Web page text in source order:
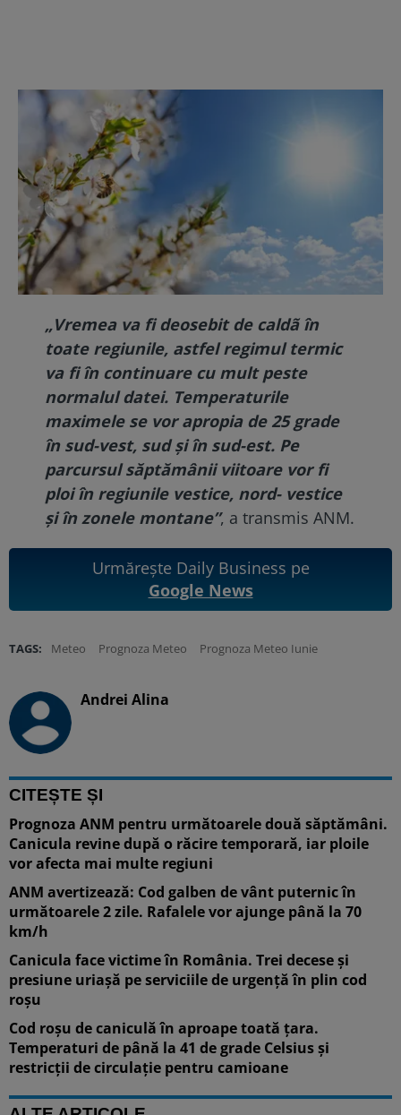
„Vremea va fi deosebit de caldã în
toate regiunile, astfel regimul termic
va fi în continuare cu mult peste
normalul datei. Temperaturile
maximele se vor apropia de 25 grade
în sud-vest, sud și în sud-est. Pe
parcursul săptămânii viitoare vor fi
ploi în regiunile vestice, nord- vestice
și în zonele montane”, a transmis ANM.
Urmărește Daily Business pe
Google News
TAGS: Meteo Prognoza Meteo Prognoza Meteo Iunie
Andrei Alina
CITEȘTE ȘI
Prognoza ANM pentru următoarele două săptămâni.
Canicula revine după o răcire temporară, iar ploile
vor afecta mai multe regiuni
ANM avertizează: Cod galben de vânt puternic în
următoarele 2 zile. Rafalele vor ajunge până la 70
km/h
Canicula face victime în România. Trei decese și
presiune uriașă pe serviciile de urgență în plin cod
roșu
Cod roșu de caniculă în aproape toată țara.
Temperaturi de până la 41 de grade Celsius și
restricții de circulație pentru camioane